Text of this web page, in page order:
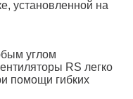
установленной на
углом
RS легко
помощи гибких